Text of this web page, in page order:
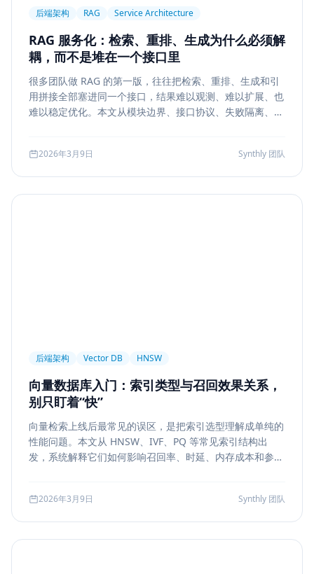
后端架构 RAG Service Architecture
RAG 服务化：检索、重排、生成为什么必须解
耦，而不是堆在一个接口里
很多团队做 RAG 的第一版，往往把检索、重排、生成和引
用拼接全部塞进同一个接口，结果难以观测、难以扩展、也
难以稳定优化。本文从模块边界、接口协议、失败隔离、缓
2026年3月9日 Synthly 团队
后端架构 Vector DB HNSW
向量数据库入门：索引类型与召回效果关系，
别只盯着“快”
向量检索上线后最常见的误区，是把索引选型理解成单纯的
性能问题。本文从 HNSW、IVF、PQ 等常见索引结构出
发，系统解释它们如何影响召回率、时延、内存成本和参数
2026年3月9日 Synthly 团队